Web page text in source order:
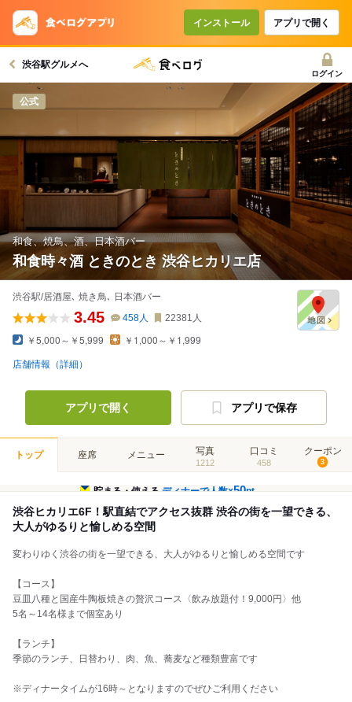
インストール アプリで開く
渋谷駅グルメへ
ログイン
公式
和食、焼鳥、酒、日本酒バー
和食時々酒 ときのとき 渋谷ヒカリエ店
渋谷駅/居酒屋､ 焼き鳥､ 日本酒バー
3.45 458人 22381 人
￥5,000～￥5,999 ￥1,000～￥1,999
店舗情報（詳細）
アプリで開く アプリで保存
トップ 座席 メニュー 写真
1212
口コミ
458
クーポン
3
貯まる・使えるディナーで人数×50pt
渋谷ヒカリエ6F！駅直結でアクセス抜群 渋谷の街を一望できる、
大人がゆるりと愉しめる空間
変わりゆく渋谷の街を一望できる、大人がゆるりと愉しめる空間です
【コース】
豆皿八種と国産牛陶板焼きの贅沢コース〈飲み放題付！9,000円〉他
5名～14名様まで個室あり
【ランチ】
季節のランチ、日替わり、肉、魚、蕎麦など種類豊富です
※ディナータイムが16時～となりますのでぜひご利用ください
コースで使えるクーポン
戻る
クーポンを利用せず予約する